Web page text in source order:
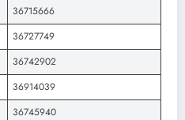
36715666
36727749
36742902
36914039
36745940